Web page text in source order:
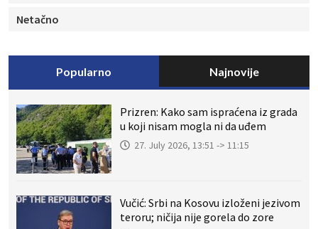
Netačno
Popularno Najnovije
Prizren: Kako sam ispraćena iz grada
u koji nisam mogla ni da uđem
27. July 2026, 13:51 -> 11:15
Vučić: Srbi na Kosovu izloženi jezivom
teroru; ničija nije gorela do zore